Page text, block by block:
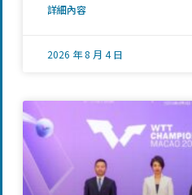
詳細內容
2026 年 8 月 4 日